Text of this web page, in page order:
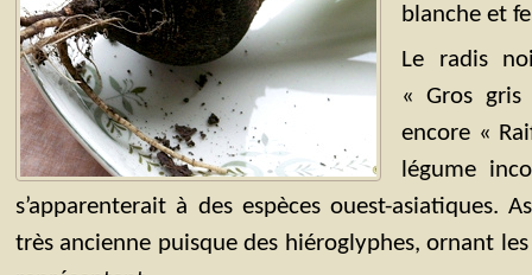
blanche et
Le radis
« Gros
encore «
légume
s’apparenterait à des espèces ouest-asiatiques.
très ancienne puisque des hiéroglyphes, ornant